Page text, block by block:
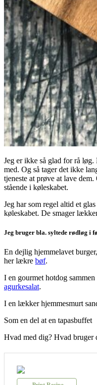
Jeg er ikke så glad for rå
med. Og så tager det ikke
tjeneste at prøve at lave
stående i køleskabet.
Jeg har som regel altid et
køleskabet. De smager
Jeg bruger bla. syltede rødløg i
En dejlig hjemmelavet
her lækre bøf.
I en gourmet hotdog
agurkesalat.
I en lækker hjemmesmurt
Som en del at en tapasbuffet
Hvad med dig? Hvad bruger